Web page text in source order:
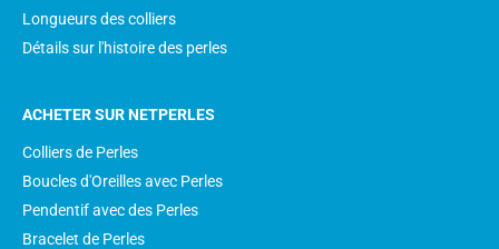
Longueurs des colliers
Détails sur l'histoire des perles
ACHETER SUR NETPERLES
Colliers de Perles
Boucles d'Oreilles avec Perles
Pendentif avec des Perles
Bracelet de Perles